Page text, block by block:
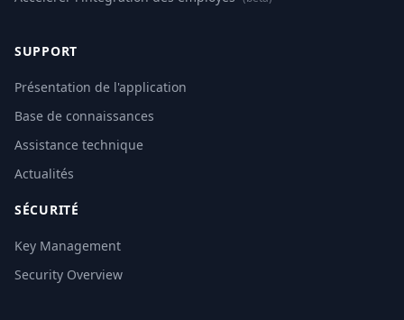
SUPPORT
Présentation de l'application
Base de connaissances
Assistance technique
Actualités
SÉCURITÉ
Key Management
Security Overview